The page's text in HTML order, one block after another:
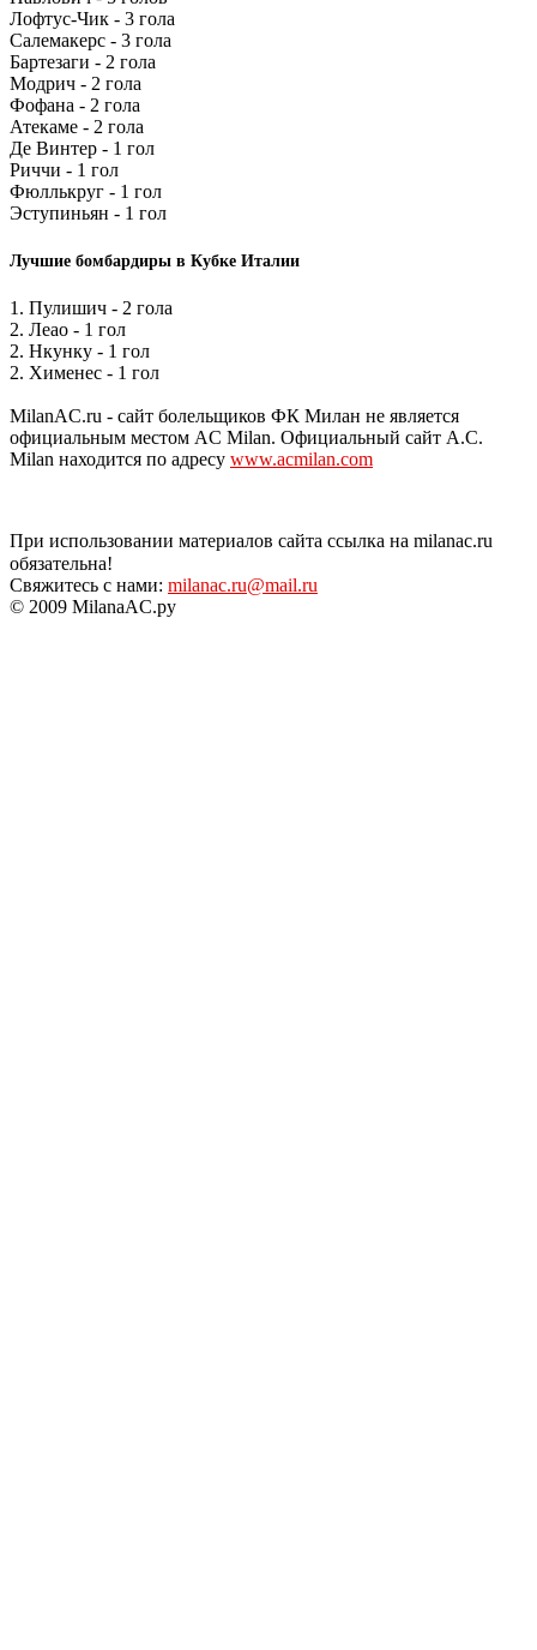
Лофтус-Чик - 3 гола
Салемакерс - 3 гола
Бартезаги - 2 гола
Модрич - 2 гола
Фофана - 2 гола
Атекаме - 2 гола
Де Винтер - 1 гол
Риччи - 1 гол
Фюллькруг - 1 гол
Эступиньян - 1 гол
Лучшие бомбардиры в Кубке Италии
1. Пулишич - 2 гола
2. Леао - 1 гол
2. Нкунку - 1 гол
2. Хименес - 1 гол
MilanAC.ru - сайт болельщиков ФК Милан не является
официальным местом AC Milan. Официальный сайт A.C.
Milan находится по адресу www.acmilan.com
При использовании материалов сайта ссылка на milanac.ru
обязательна!
Свяжитесь с нами: milanac.ru@mail.ru
© 2009 MilanaAC.ру